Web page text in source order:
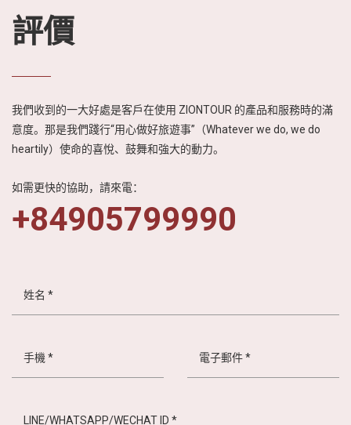
評價
我們收到的一大好處是客戶在使用 ZIONTOUR 的產品和服務時的滿
意度。那是我們踐行“用心做好旅遊事”（Whatever we do, we do
heartily）使命的喜悅、鼓舞和強大的動力。
如需更快的協助，請來電：
+84905799990